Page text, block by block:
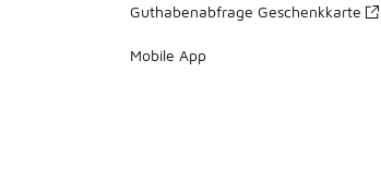
Guthabenabfrage Geschenkkarte
Mobile App